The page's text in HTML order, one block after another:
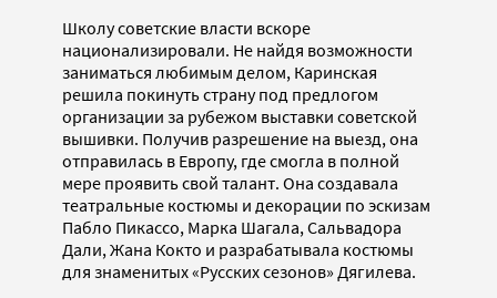
Школу советские власти вскоре
национализировали. Не найдя возможности
заниматься любимым делом, Каринская
решила покинуть страну под предлогом
организации за рубежом выставки советской
вышивки. Получив разрешение на выезд, она
отправилась в Европу, где смогла в полной
мере проявить свой талант. Она создавала
театральные костюмы и декорации по эскизам
Пабло Пикассо, Марка Шагала, Сальвадора
Дали, Жана Кокто и разрабатывала костюмы
для знаменитых «Русских сезонов» Дягилева.